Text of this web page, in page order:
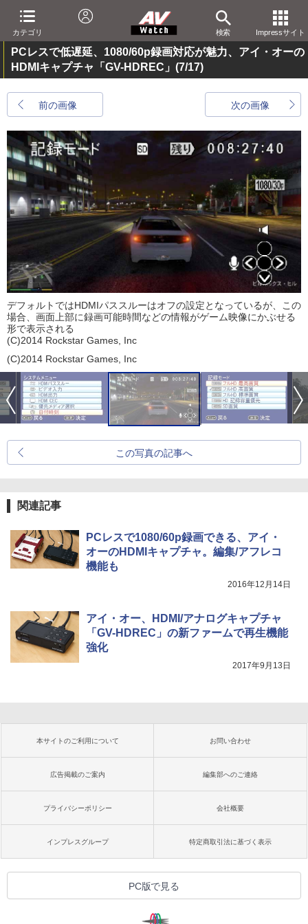
カテゴリ 検索 Impressサイト
PCレスで低遅延、1080/60p録画対応が魅力、アイ・オーの
HDMIキャプチャ「GV-HDREC」 (7/17)
前の画像 次の画像
デフォルトではHDMIパススルーはオフの設定となっているが、この
場合、画面上部に録画可能時間などの情報がゲーム映像にかぶせる
形で表示される
(C)2014 Rockstar Games, Inc
(C)2014 Rockstar Games, Inc
この写真の記事へ
関連記事
PCレスで1080/60p録画できる、アイ・
オーのHDMIキャプチャ。編集/アフレコ
機能も
2016年12月14日
アイ・オー、HDMI/アナログキャプチャ
「GV-HDREC」の新ファームで再生機能
強化
2017年9月13日
本サイトのご利用について お問い合わせ
広告掲載のご案内 編集部へのご連絡
プライバシーポリシー 会社概要
インプレスグループ 特定商取引法に基づく表示
PC版で見る